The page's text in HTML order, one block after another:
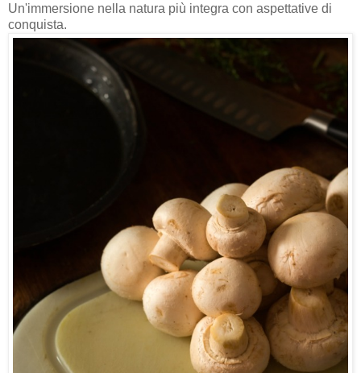
Un'immersione nella natura più integra con aspettative di
conquista.